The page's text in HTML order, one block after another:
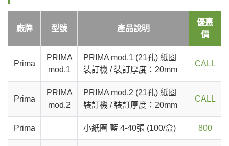
廠牌 型號 產品說明
優惠
價
Prima
PRIMA
mod.1
PRIMA mod.1 (21孔) 紙圈
裝訂機 / 裝訂厚度：20mm
CALL
Prima
PRIMA
mod.2
PRIMA mod.2 (21孔) 紙圈
裝訂機 / 裝訂厚度：20mm
CALL
Prima 小紙圈 藍 4-40張 (100/盒) 800